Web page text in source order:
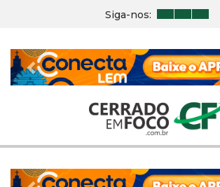
Siga-nos:
Previous
Previous